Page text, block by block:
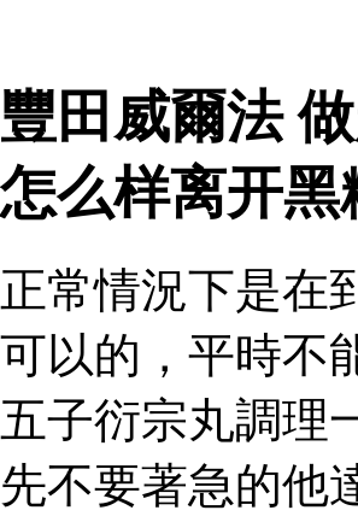
豐田威爾法
怎么样离开
正常情況下是在
可以的，平時不
五子衍宗丸調理
先不要著急的他